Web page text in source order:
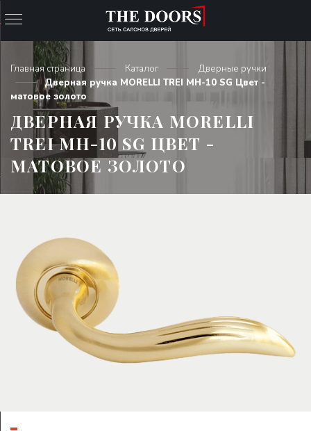
Главная страница Каталог
Дверные ручки
Дверная ручка MORELLI TREI MH-10 SG Цвет -
матовое золото
ДВЕРНАЯ РУЧКА MORELLI
TREI MH-10 SG ЦВЕТ -
МАТОВОЕ ЗОЛОТО